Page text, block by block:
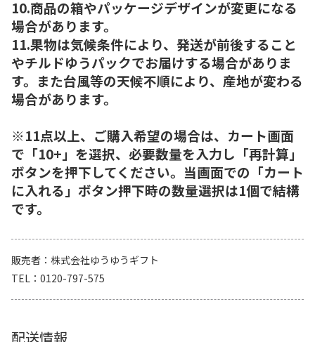
10.商品の箱やパッケージデザインが変更になる
場合があります。
11.果物は気候条件により、発送が前後すること
やチルドゆうパックでお届けする場合がありま
す。また台風等の天候不順により、産地が変わる
場合があります。
※11点以上、ご購入希望の場合は、カート画面
で「10+」を選択、必要数量を入力し「再計算」
ボタンを押下してください。当画面での「カート
に入れる」ボタン押下時の数量選択は1個で結構
です。
販売者
株式会社ゆうゆうギフト
TEL
0120-797-575
配送情報